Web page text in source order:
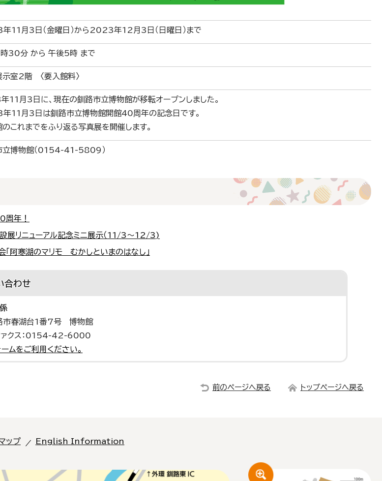
11月3日（金曜日）から2023年12月3日（日曜日）まで
30分 から 午後5時 まで
示室2階 〈要入館料〉
11月3日に、現在の釧路市立博物館が移転オープンしました。
11月3日は釧路市立博物館開館40周年の記念日です。
これまでをふり返る写真展を開催します。
立博物館（0154-41-5809）
周年！
設展リニューアル記念ミニ展示（11/3～12/3)
「阿寒湖のマリモ むかしといまのはなし」
合わせ
春湖台1番7号 博物館
クス：0154-42-6000
ムをご利用ください。
前のページへ戻る トップページへ戻る
ップ English Information